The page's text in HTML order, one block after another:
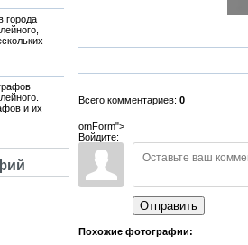
города
и их
Всего комментариев: 0
omForm">
Войдите:
Отправить
Похожие фотографии: